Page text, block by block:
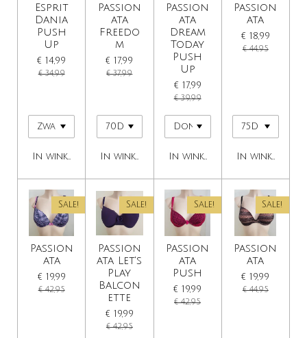
Esprit
Dania
Push
Up
€ 14,99
€ 34,99
In winkelwagen
Passion
ata
Freedo
m
€ 17,99
€ 37,99
In winkelwagen
Passion
ata
Dream
Today
Push
Up
€ 17,99
€ 39,99
In winkelwagen
Passion
ata
€ 18,99
€ 44,95
In
Sale!
Passion
ata
€ 19,99
€ 42,95
Sale!
Passion
ata Let's
Play
Balcon
ette
€ 19,99
€ 42,95
Sale!
Passion
ata
Push
€ 19,99
€ 42,95
Sale!
Passion
ata
€ 19,99
€ 44,95